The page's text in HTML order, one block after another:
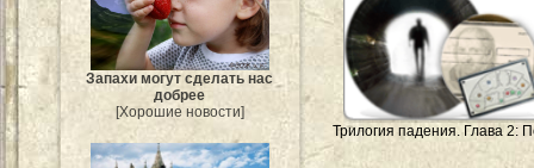
Запахи могут сделать нас
добрее
[Хорошие новости]
Трилогия падения. Глава 2: